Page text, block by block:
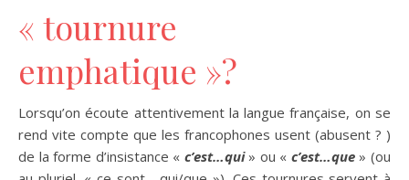
« tournure
emphatique »?
Lorsqu’on écoute attentivement la langue française, on se
rend vite compte que les francophones usent (abusent ? )
de la forme d’insistance « c’est…qui » ou « c’est…que» (ou